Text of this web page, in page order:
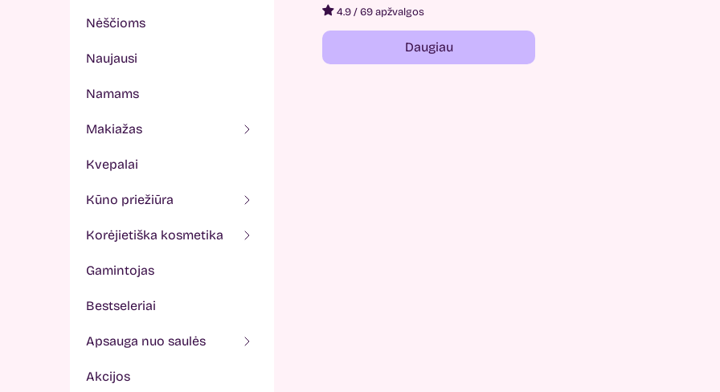
nėščioms
naujausi
namams
makiažas
kvepalai
kūno priežiūra
korėjietiška kosmetika
gamintojas
bestseleriai
apsauga nuo saulės
akcijos
4.9/69 apžvalgos
Daugiau